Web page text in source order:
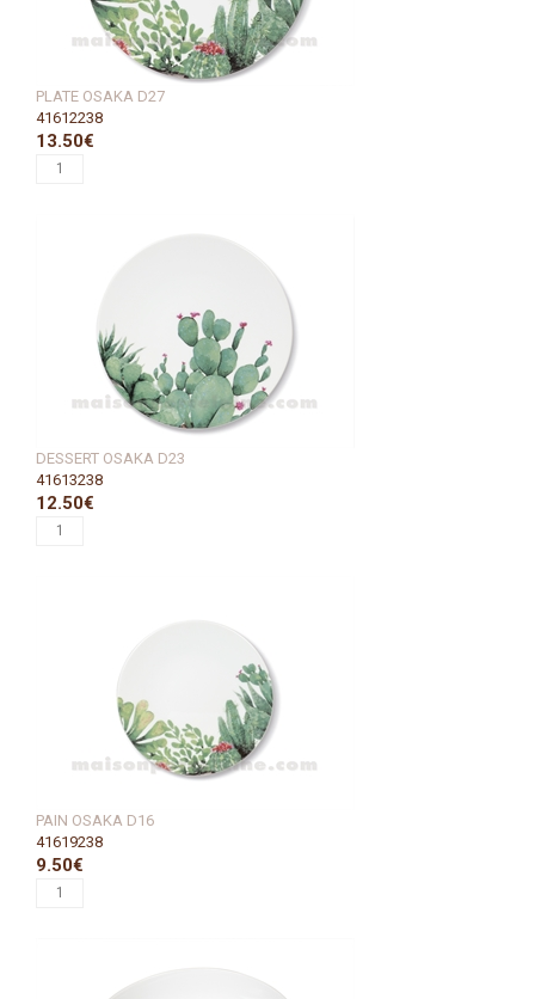
PLATE OSAKA D27
41612238
13.50€
DESSERT OSAKA D23
41613238
12.50€
PAIN OSAKA D16
41619238
9.50€